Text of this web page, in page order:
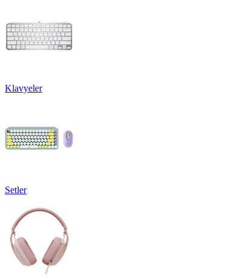
Klavyeler
Setler